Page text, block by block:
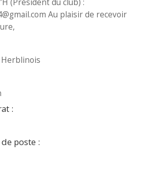
(Président du club) :
Au plaisir de recevoir
:
poste :